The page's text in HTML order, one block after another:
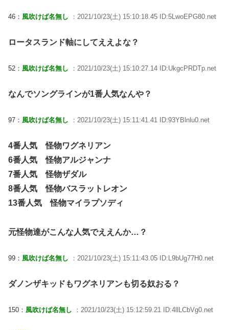
46： 風吹けば名無し ：2021/10/23(土) 15:10:18.45 ID:5LwoEPG80.net
ロータスランド軸にしてええよな？
52： 風吹けば名無し ：2021/10/23(土) 15:10:27.14 ID:UkgcPRDTp.net
なんでソングラインが1番人気なんや？
97： 風吹けば名無し ：2021/10/23(土) 15:11:41.41 ID:93YBlnlu0.net
4番人気 怪物ワグネリアン
6番人気 怪物アルジャンナ
7番人気 怪物ザダル
8番人気 怪物バスラットレオン
13番人気 怪物マイラプソディ
元怪物達がこんな人気でええんか…？
99： 風吹けば名無し ：2021/10/23(土) 15:11:43.05 ID:L9bUg77H0.net
ダノンザキッドもワグネリアンも切る奴おる？
150： 風吹けば名無し ：2021/10/23(土) 15:12:59.21 ID:4llLCbVg0.net